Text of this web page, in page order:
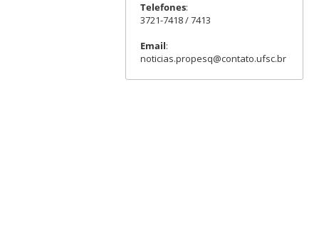
Telefones:
3721-7418 / 7413
Email:
noticias.propesq@contato.ufsc.br